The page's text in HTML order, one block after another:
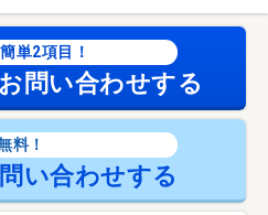
単2項目！
問い合わせする
料！
い合わせする